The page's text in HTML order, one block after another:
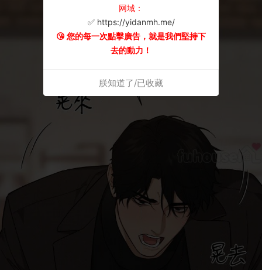
网域：
✅ https://yidanmh.me/
😘 您的每一次點擊廣告，就是我們堅持下
去的動力！
朕知道了/已收藏